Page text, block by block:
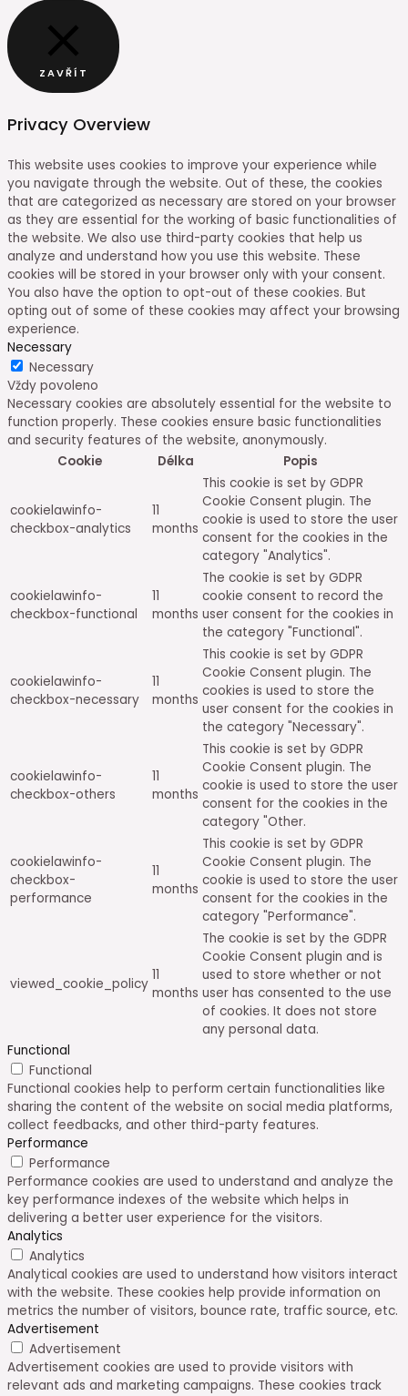
ZAVŘÍT
Privacy Overview
This website uses cookies to improve your experience while
you navigate through the website. Out of these, the cookies
that are categorized as necessary are stored on your browser
as they are essential for the working of basic functionalities of
the website. We also use third-party cookies that help us
analyze and understand how you use this website. These
cookies will be stored in your browser only with your consent.
You also have the option to opt-out of these cookies. But
opting out of some of these cookies may affect your browsing
experience.
Necessary
Necessary
Vždy povoleno
Necessary cookies are absolutely essential for the website to
function properly. These cookies ensure basic functionalities
and security features of the website, anonymously.
Cookie
Délka Popis
cookielawinfo-
checkbox-analytics
11
months
This cookie is set by GDPR
Cookie Consent plugin. The
cookie is used to store the user
consent for the cookies in the
category "Analytics".
cookielawinfo-
checkbox-functional
11
months
The cookie is set by GDPR
cookie consent to record the
user consent for the cookies in
the category "Functional".
cookielawinfo-
checkbox-necessary
11
months
This cookie is set by GDPR
Cookie Consent plugin. The
cookies is used to store the
user consent for the cookies in
the category "Necessary".
cookielawinfo-
checkbox-others
11
months
This cookie is set by GDPR
Cookie Consent plugin. The
cookie is used to store the user
consent for the cookies in the
category "Other.
cookielawinfo-
checkbox-
performance
11
months
This cookie is set by GDPR
Cookie Consent plugin. The
cookie is used to store the user
consent for the cookies in the
category "Performance".
viewed_cookie_policy
11
months
The cookie is set by the GDPR
Cookie Consent plugin and is
used to store whether or not
user has consented to the use
of cookies. It does not store
any personal data.
Functional
Functional
Functional cookies help to perform certain functionalities like
sharing the content of the website on social media platforms,
collect feedbacks, and other third-party features.
Performance
Performance
Performance cookies are used to understand and analyze the
key performance indexes of the website which helps in
delivering a better user experience for the visitors.
Analytics
Analytics
Analytical cookies are used to understand how visitors interact
with the website. These cookies help provide information on
metrics the number of visitors, bounce rate, traffic source, etc.
Advertisement
Advertisement
Advertisement cookies are used to provide visitors with
relevant ads and marketing campaigns. These cookies track